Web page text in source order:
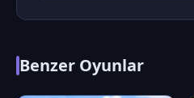
Benzer Oyunlar